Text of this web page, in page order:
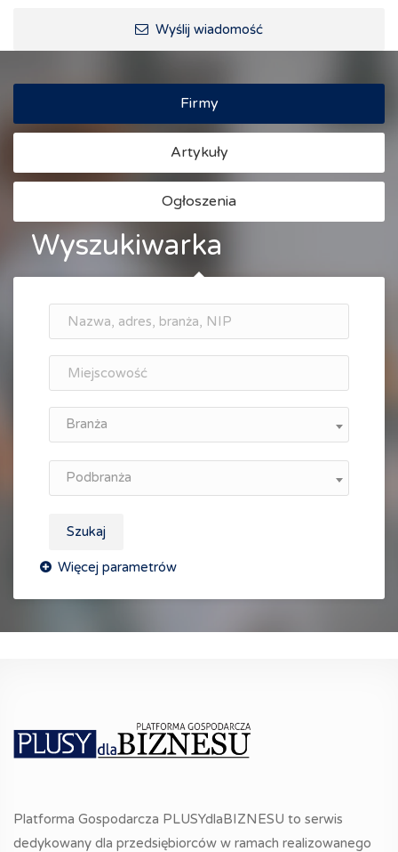
Wyślij wiadomość
Firmy
Artykuły
Ogłoszenia
Wyszukiwarka
Branża
Podbranża
Szukaj
Platforma Gospodarcza PLUSYdlaBIZNESU to serwis
dedykowany dla przedsiębiorców w ramach realizowanego